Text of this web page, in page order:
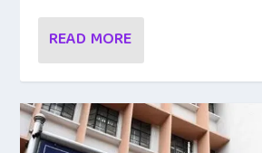
READ MORE